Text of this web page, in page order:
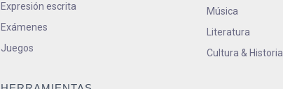
Expresión escrita
Exámenes
Juegos
Música
Literatura
Cultura & Historia